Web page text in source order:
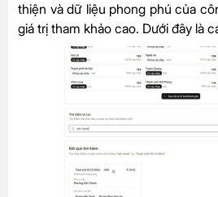
thiện và dữ liệu phong phú của
giá trị tham khảo cao. Dưới đây là